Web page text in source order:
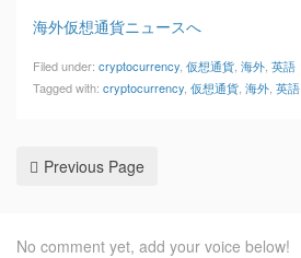
海外仮想通貨ニュースへ
Filed under: cryptocurrency 仮想通貨 海外 英語
Tagged with: cryptocurrency 仮想通貨 海外 英語
Previous Page
No comment yet, add your voice below!